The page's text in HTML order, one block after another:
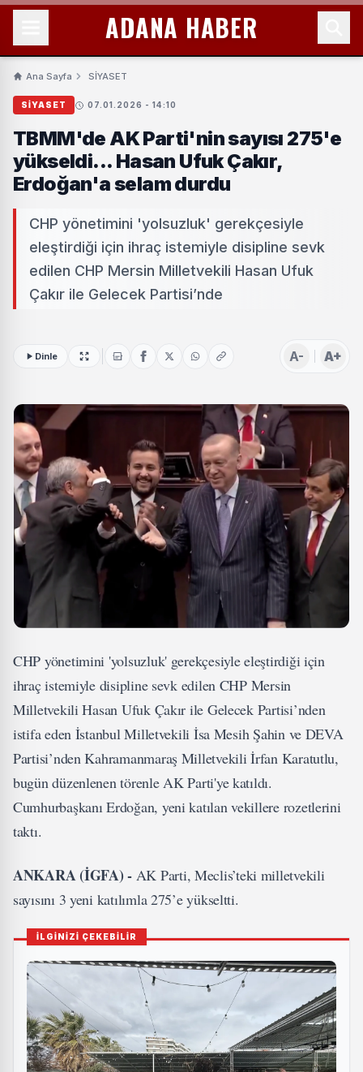
ADANA HABER
Ana Sayfa SİYASET
SİYASET 07.01.2026 - 14:10
TBMM'de AK Parti'nin sayısı 275'e
yükseldi... Hasan Ufuk Çakır,
Erdoğan'a selam durdu
CHP yönetimini 'yolsuzluk' gerekçesiyle
eleştirdiği için ihraç istemiyle disipline sevk
edilen CHP Mersin Milletvekili Hasan Ufuk
Çakır ile Gelecek Partisi’nde
Dinle A- A+
CHP yönetimini 'yolsuzluk' gerekçesiyle eleştirdiği için
ihraç istemiyle disipline sevk edilen CHP Mersin
Milletvekili Hasan Ufuk Çakır ile Gelecek Partisi’nden
istifa eden İstanbul Milletvekili İsa Mesih Şahin ve DEVA
Partisi’nden Kahramanmaraş Milletvekili İrfan Karatutlu,
bugün düzenlenen törenle AK Parti'ye katıldı.
Cumhurbaşkanı Erdoğan, yeni katılan vekillere rozetlerini
taktı.
ANKARA (İGFA) - AK Parti, Meclis’teki milletvekili
sayısını 3 yeni katılımla 275’e yükseltti.
İLGİNİZİ ÇEKEBİLİR